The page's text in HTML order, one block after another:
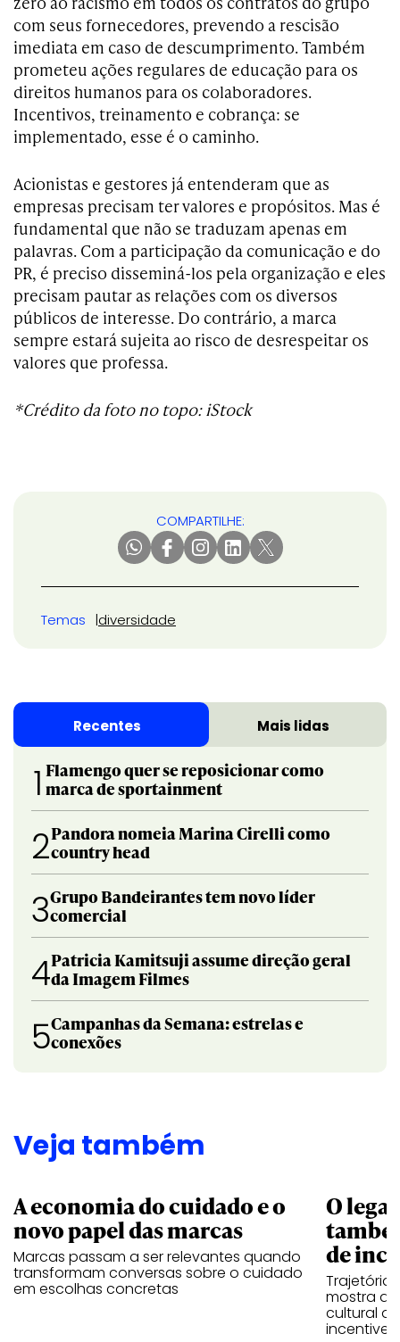
com seus fornecedores, prevendo a rescisão
imediata em caso de descumprimento. Também
prometeu ações regulares de educação para os
direitos humanos para os colaboradores.
Incentivos, treinamento e cobrança: se
implementado, esse é o caminho.
Acionistas e gestores já entenderam que as
empresas precisam ter valores e propósitos. Mas é
fundamental que não se traduzam apenas em
palavras. Com a participação da comunicação e do
PR, é preciso disseminá-los pela organização e eles
precisam pautar as relações com os diversos
públicos de interesse. Do contrário, a marca
sempre estará sujeita ao risco de desrespeitar os
valores que professa.
*Crédito da foto no topo: iStock
COMPARTILHE:
Temas diversidade
Recentes Mais lidas
1 Flamengo quer se reposicionar como
marca de sportainment
2Pandora nomeia Marina Cirelli como
country head
3Grupo Bandeirantes tem novo líder
comercial
4Patricia Kamitsuji assume direção geral
da Imagem Filmes
5Campanhas da Semana: estrelas e
conexões
Veja também
A economia do cuidado e o
novo papel das marcas
Marcas passam a ser relevantes quando
transformam conversas sobre o cuidado
em escolhas concretas
O
de
Trajetória
mostra
cultural
incentive